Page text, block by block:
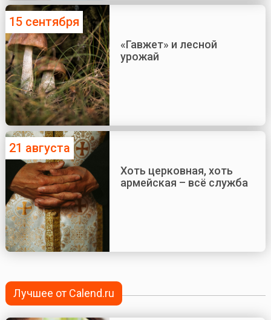
15 сентября
«Гавжет» и лесной
урожай
21 августа
Хоть церковная, хоть
армейская – всё служба
Лучшее от Calend.ru